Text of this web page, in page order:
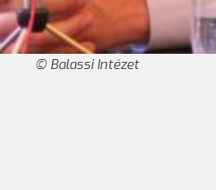
Balassi Intézet